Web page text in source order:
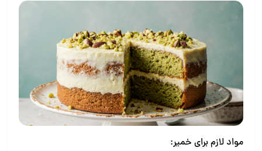
مواد لازم برای خمیر: